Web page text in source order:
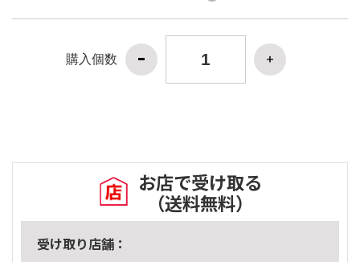
購入個数
お店で受け取る
（送料無料）
受け取り店舗：